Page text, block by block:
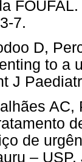
7.
D,
to a
J
de
–